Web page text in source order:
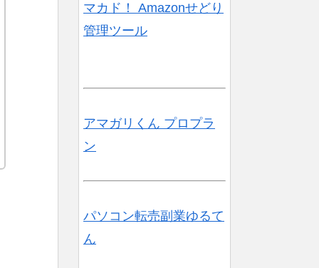
マカド！ Amazonせどり
管理ツール
アマガリくん プロプラ
ン
パソコン転売副業ゆるて
ん